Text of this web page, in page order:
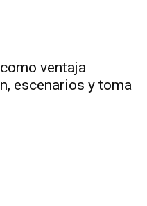
ventaja
escenarios y toma